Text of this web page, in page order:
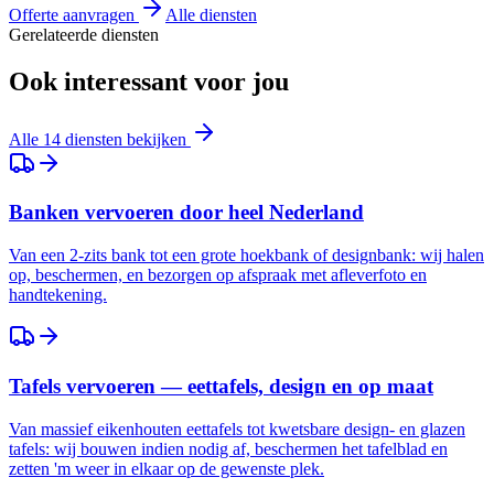
Offerte aanvragen
Alle diensten
Gerelateerde diensten
Ook interessant voor jou
Alle 14 diensten bekijken
Banken vervoeren door heel Nederland
Van een 2-zits bank tot een grote hoekbank of designbank: wij halen
op, beschermen, en bezorgen op afspraak met afleverfoto en
handtekening.
Tafels vervoeren — eettafels, design en op maat
Van massief eikenhouten eettafels tot kwetsbare design- en glazen
tafels: wij bouwen indien nodig af, beschermen het tafelblad en
zetten 'm weer in elkaar op de gewenste plek.